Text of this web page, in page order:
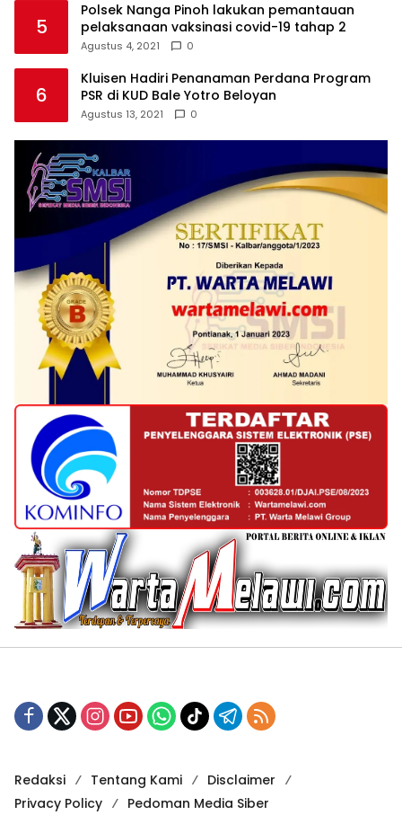
5
Polsek Nanga Pinoh lakukan pemantauan
pelaksanaan vaksinasi covid-19 tahap 2
Agustus 4, 2021 0
6
Kluisen Hadiri Penanaman Perdana Program
PSR di KUD Bale Yotro Beloyan
Agustus 13, 2021 0
Redaksi Tentang Kami
Disclaimer
Privacy Policy
Pedoman Media Siber